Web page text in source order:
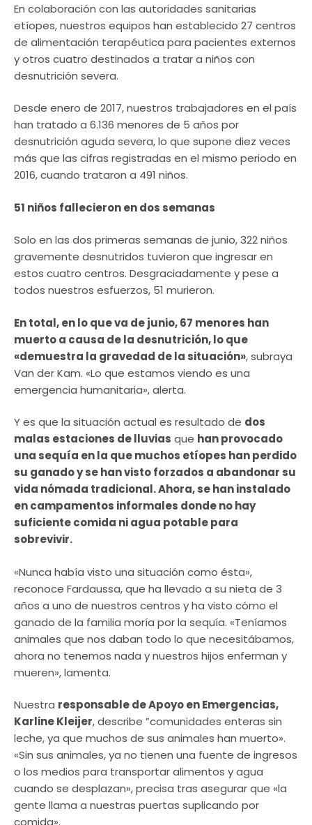
En colaboración con las autoridades sanitarias
etíopes, nuestros equipos han establecido 27 centros
de alimentación terapéutica para pacientes externos
y otros cuatro destinados a tratar a niños con
desnutrición severa.
Desde enero de 2017, nuestros trabajadores en el país
han tratado a 6.136 menores de 5 años por
desnutrición aguda severa, lo que supone diez veces
más que las cifras registradas en el mismo periodo en
2016, cuando trataron a 491 niños.
51 niños fallecieron en dos semanas
Solo en las dos primeras semanas de junio, 322 niños
gravemente desnutridos tuvieron que ingresar en
estos cuatro centros. Desgraciadamente y pese a
todos nuestros esfuerzos, 51 murieron.
En total, en lo que va de junio, 67 menores han
muerto a causa de la desnutrición, lo que
«demuestra la gravedad de la situación», subraya
Van der Kam. «Lo que estamos viendo es una
emergencia humanitaria», alerta.
Y es que la situación actual es resultado de dos
malas estaciones de lluvias que han provocado
una sequía en la que muchos etíopes han perdido
su ganado y se han visto forzados a abandonar su
vida nómada tradicional. Ahora, se han instalado
en campamentos informales donde no hay
suficiente comida ni agua potable para
sobrevivir.
«Nunca había visto una situación como ésta»,
reconoce Fardaussa, que ha llevado a su nieta de 3
años a uno de nuestros centros y ha visto cómo el
ganado de la familia moría por la sequía. «Teníamos
animales que nos daban todo lo que necesitábamos,
ahora no tenemos nada y nuestros hijos enferman y
mueren», lamenta.
Nuestra responsable de Apoyo en Emergencias,
Karline Kleijer, describe ”comunidades enteras sin
leche, ya que muchos de sus animales han muerto».
«Sin sus animales, ya no tienen una fuente de ingresos
o los medios para transportar alimentos y agua
cuando se desplazan», precisa tras asegurar que «la
gente llama a nuestras puertas suplicando por